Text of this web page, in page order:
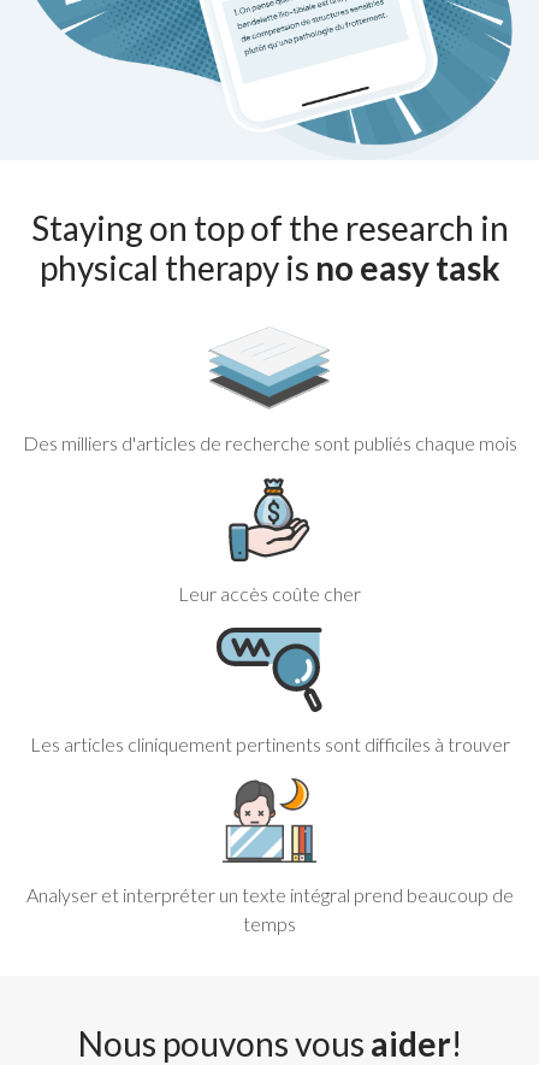
Staying on top of the research in
physical therapy is no easy task
Des milliers d'articles de recherche sont publiés chaque mois
Leur accès coûte cher
Les articles cliniquement pertinents sont difficiles à trouver
Analyser et interpréter un texte intégral prend beaucoup de
temps
Nous pouvons vous aider!